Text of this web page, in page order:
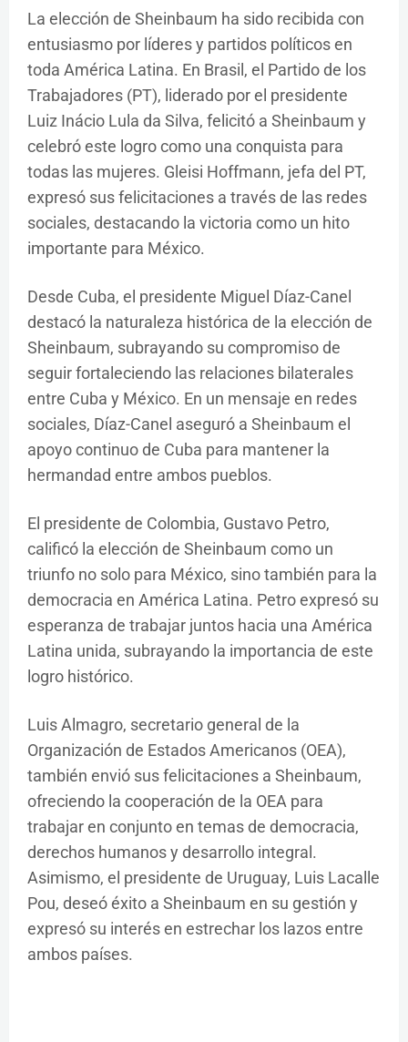
La elección de Sheinbaum ha sido recibida con
entusiasmo por líderes y partidos políticos en
toda América Latina. En Brasil, el Partido de los
Trabajadores (PT), liderado por el presidente
Luiz Inácio Lula da Silva, felicitó a Sheinbaum y
celebró este logro como una conquista para
todas las mujeres. Gleisi Hoffmann, jefa del PT,
expresó sus felicitaciones a través de las redes
sociales, destacando la victoria como un hito
importante para México.
Desde Cuba, el presidente Miguel Díaz-Canel
destacó la naturaleza histórica de la elección de
Sheinbaum, subrayando su compromiso de
seguir fortaleciendo las relaciones bilaterales
entre Cuba y México. En un mensaje en redes
sociales, Díaz-Canel aseguró a Sheinbaum el
apoyo continuo de Cuba para mantener la
hermandad entre ambos pueblos.
El presidente de Colombia, Gustavo Petro,
calificó la elección de Sheinbaum como un
triunfo no solo para México, sino también para la
democracia en América Latina. Petro expresó su
esperanza de trabajar juntos hacia una América
Latina unida, subrayando la importancia de este
logro histórico.
Luis Almagro, secretario general de la
Organización de Estados Americanos (OEA),
también envió sus felicitaciones a Sheinbaum,
ofreciendo la cooperación de la OEA para
trabajar en conjunto en temas de democracia,
derechos humanos y desarrollo integral.
Asimismo, el presidente de Uruguay, Luis Lacalle
Pou, deseó éxito a Sheinbaum en su gestión y
expresó su interés en estrechar los lazos entre
ambos países.